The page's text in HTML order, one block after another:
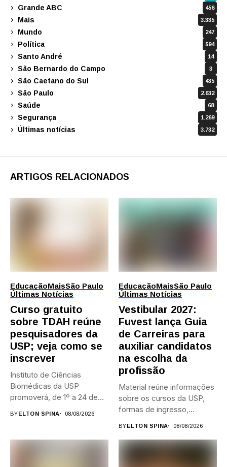
Grande ABC 456
Mais 3.335
Mundo 247
Política 594
Santo André 14
São Bernardo do Campo 3
São Caetano do Sul 435
São Paulo 2.632
Saúde 68
Segurança 1.269
Últimas notícias 3.732
ARTIGOS RELACIONADOS
EducaçãoMaisSão Paulo
Últimas Notícias
Curso gratuito
sobre TDAH reúne
pesquisadores da
USP; veja como se
inscrever
Instituto de Ciências
Biomédicas da USP
promoverá, de 1º a 24 de...
BYELTON SPINA 08/08/2026
EducaçãoMaisSão Paulo
Últimas Notícias
Vestibular 2027:
Fuvest lança Guia
de Carreiras para
auxiliar candidatos
na escolha da
profissão
Material reúne informações
sobre os cursos da USP,
formas de ingresso,
BYELTON SPINA 08/08/2026